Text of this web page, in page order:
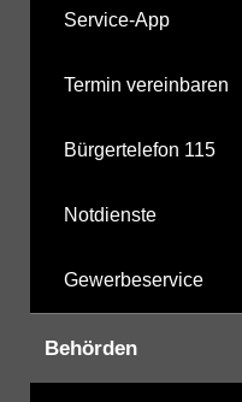
Service-App
Termin vereinbaren
Bürgertelefon 115
Notdienste
Gewerbeservice
Behörden